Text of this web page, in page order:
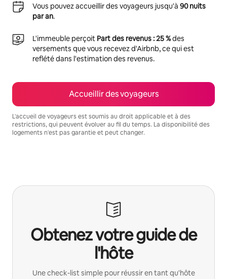
Vous pouvez accueillir des voyageurs jusqu'à 90 nuits
par an.
L'immeuble perçoit Part des revenus : 25 %des
versements que vous recevez d'Airbnb, ce qui est
reflété dans l'estimation des revenus.
Accueillir des voyageurs
L'accueil de voyageurs est soumis au droit applicable et à des
restrictions, qui peuvent évoluer au fil du temps. La disponibilité des
logements n'est pas garantie et peut changer.
Obtenez votre guide de
l'hôte
Une check-list simple pour réussir en tant qu'hôte